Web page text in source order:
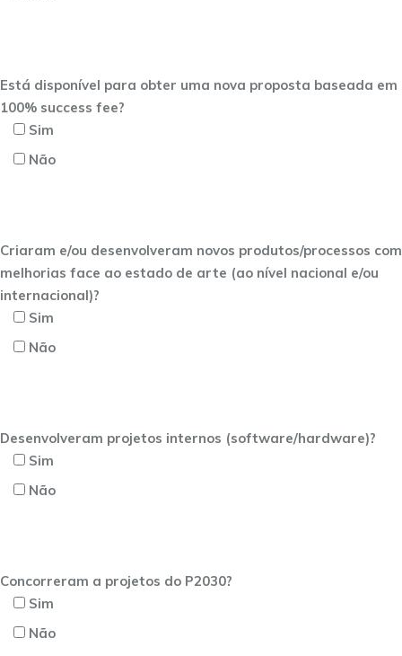
Está disponível para obter uma nova proposta baseada em
100% success fee?
Sim
Não
Criaram e/ou desenvolveram novos produtos/processos com
melhorias face ao estado de arte (ao nível nacional e/ou
internacional)?
Sim
Não
Desenvolveram projetos internos (software/hardware)?
Sim
Não
Concorreram a projetos do P2030?
Sim
Não